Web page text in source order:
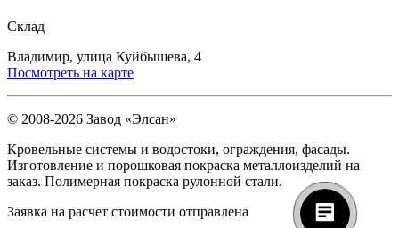
Склад
Владимир, улица Куйбышева, 4
Посмотреть на карте
© 2008-2026 Завод «Элсан»
Кровельные системы и водостоки, ограждения, фасады.
Изготовление и порошковая покраска металлоизделий на
заказ. Полимерная покраска рулонной стали.
Заявка на расчет стоимости отправлена